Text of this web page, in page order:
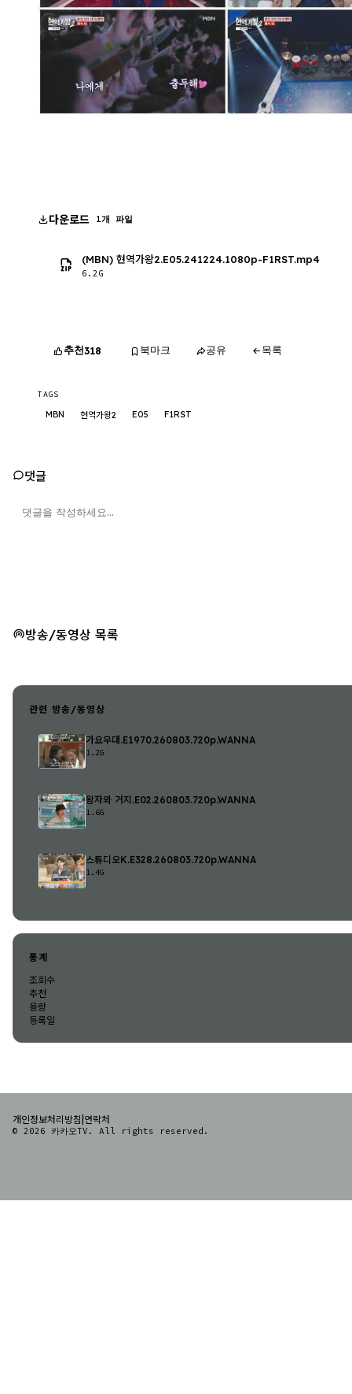
다운로드 1개 파일
(MBN) 현역가왕2.E05.241224.1080p-F1RST.mp4
6.2G
추천318 북마크 공유 목록
TAGS
MBN 현역가왕2 E05 F1RST
댓글
방송/동영상 목록
관련 방송/동영상
가요무대.E1970.260803.720p.WANNA
1.2G
왕자와 거지.E02.260803.720p.WANNA
1.6G
스튜디오K.E328.260803.720p.WANNA
1.4G
통계
조회수
추천
용량
등록일
개인정보처리방침 연락처
© 2026 카카오TV. All rights reserved.